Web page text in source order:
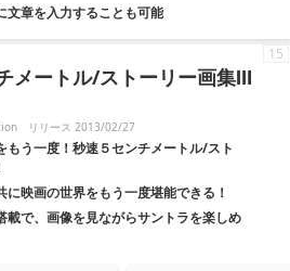
文章を入力することも可能
メートル/ストーリー画集Ⅲ
リリース 2013/02/27
もう一度！秒速５センチメートル/スト
に映画の世界をもう一度堪能できる！
載で、画像を見ながらサントラを楽しめ
15